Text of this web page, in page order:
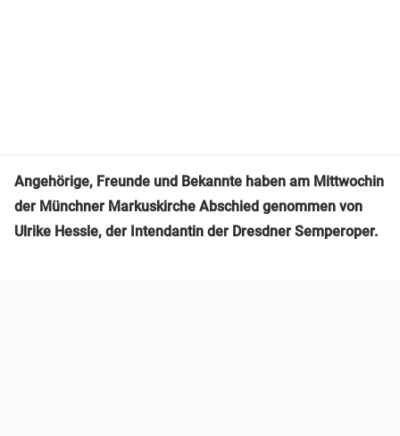
Angehörige, Freunde und Bekannte haben am Mittwochin
der Münchner Markuskirche Abschied genommen von
Ulrike Hessle, der Intendantin der Dresdner Semperoper.